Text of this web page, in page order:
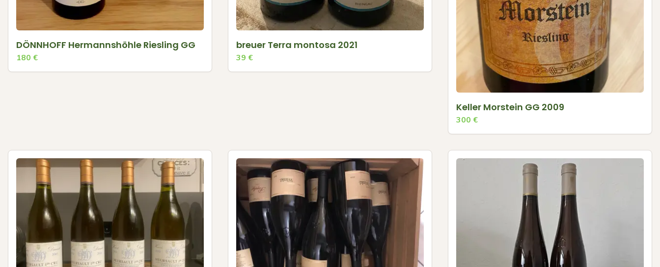
DÖNNHOFF Hermannshöhle Riesling GG
180 €
breuer Terra montosa 2021
39 €
Keller Morstein GG 2009
300 €